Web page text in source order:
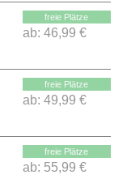
freie Plätze
ab: 46,99 €
freie Plätze
ab: 49,99 €
freie Plätze
ab: 55,99 €